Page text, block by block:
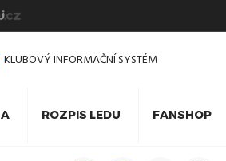
KLUBOVÝ INFORMAČNÍ SYSTÉM
ROZPIS LEDU FANSHOP